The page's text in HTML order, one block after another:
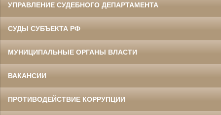
УПРАВЛЕНИЕ СУДЕБНОГО ДЕПАРТАМЕНТА
СУДЫ СУБЪЕКТА РФ
МУНИЦИПАЛЬНЫЕ ОРГАНЫ ВЛАСТИ
ВАКАНСИИ
ПРОТИВОДЕЙСТВИЕ КОРРУПЦИИ